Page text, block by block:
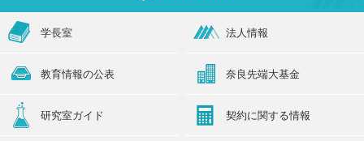
学長室 法人情報
教育情報の公表 奈良先端大基金
研究室ガイド 契約に関する情報